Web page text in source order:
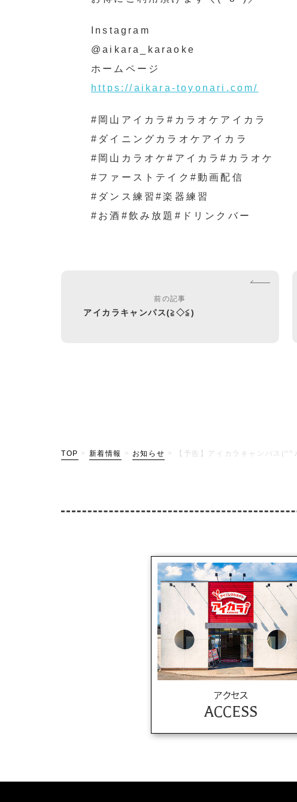
Instagram
@aikara_karaoke
ホームページ
https://aikara-toyonari.com/
#岡山アイカラ#カラオケアイカラ
#ダイニングカラオケアイカラ
#岡山カラオケ#アイカラ#カラオケ
#ファーストテイク#動画配信
#ダンス練習#楽器練習
#お酒#飲み放題#ドリンクバー
前の記事
アイカラキャンパス(≧◇≦)
TOP > 新着情報 > お知らせ > 【予告】アイカラキャンパス(^^♪
アクセス
ACCESS